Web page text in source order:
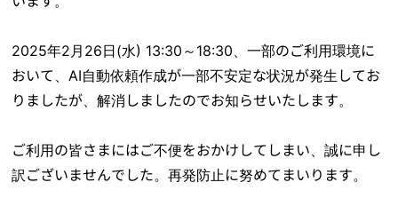
2025年2月26日(水) 13:30～18:30、一部のご利用環境に
おいて、AI自動依頼作成が一部不安定な状況が発生してお
りましたが、解消しましたのでお知らせいたします。
ご利用の皆さまにはご不便をおかけしてしまい、誠に申し
訳ございませんでした。再発防止に努めてまいります。